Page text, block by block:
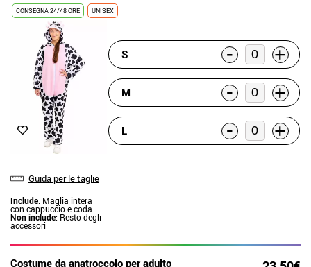
CONSEGNA 24/48 ORE UNISEX
Guida per le taglie
Include: Maglia intera
con cappuccio e coda
Non include: Resto degli
accessori
S - +
M - +
L - +
Costume da anatroccolo per adulto